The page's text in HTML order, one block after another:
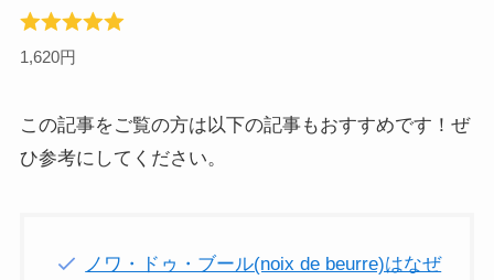
1,620円
この記事をご覧の方は以下の記事もおすすめです！ぜ
ひ参考にしてください。
ノワ・ドゥ・ブール(noix de beurre)はなぜ